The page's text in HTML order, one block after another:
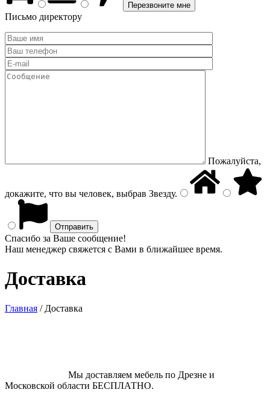
Письмо директору
Пожалуйста,
докажите, что вы человек, выбрав Звезду.
Спасибо за Ваше сообщение!
Наш менеджер свяжется с Вами в ближайшее время.
Доставка
Главная / Доставка
Мы доставляем мебель по Дрезне и
Московской области БЕСПЛАТНО.